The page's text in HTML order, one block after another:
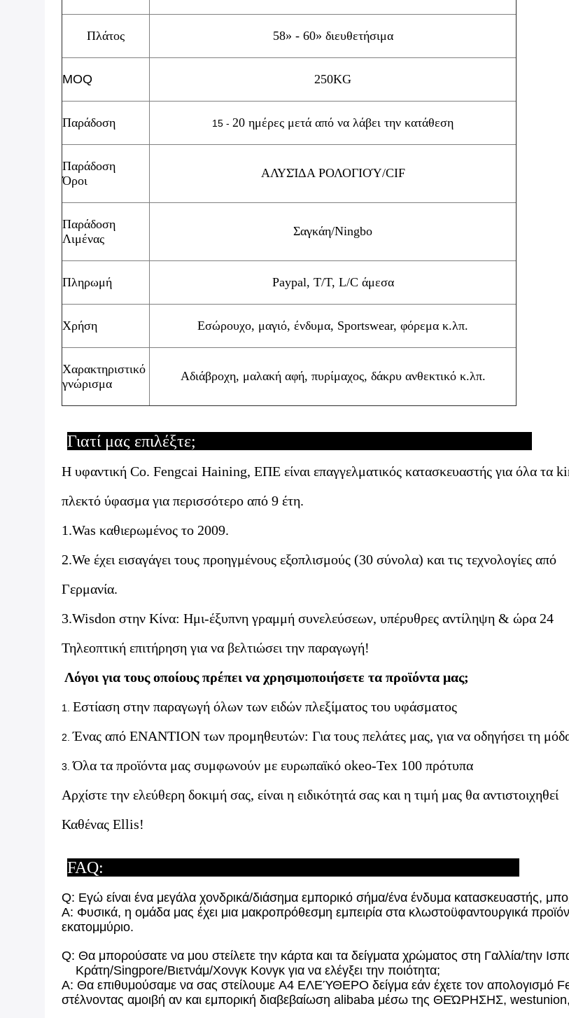
Πλάτος 58» - 60» διευθετήσιμα
MOQ 250KG
Παράδοση 15 - 20 ημέρες μετά από να λάβει την κατάθεση
Παράδοση
Όροι
ΑΛΥΣΊΔΑ ΡΟΛΟΓΙΟΎ/CIF
Παράδοση
Λιμένας
Σαγκάη/Ningbo
Πληρωμή Paypal, T/T, L/C άμεσα
Χρήση Εσώρουχο, μαγιό, ένδυμα, Sportswear, φόρεμα κ.λπ.
Χαρακτηριστικό
γνώρισμα
Αδιάβροχη, μαλακή αφή, πυρίμαχος, δάκρυ ανθεκτικό κ.λπ.
Γιατί μας επιλέξτε;
Η υφαντική Co. Fengcai Haining, ΕΠΕ είναι επαγγελματικός κατασκευαστής για όλα τα
πλεκτό ύφασμα για περισσότερο από 9 έτη.
1.Was καθιερωμένος το 2009.
2.We έχει εισαγάγει τους προηγμένους εξοπλισμούς (30 σύνολα) και τις τεχνολογίες από
Γερμανία.
3.Wisdon στην Κίνα: Ημι-έξυπνη γραμμή συνελεύσεων, υπέρυθρες αντίληψη & ώρα 24
Τηλεοπτική επιτήρηση για να βελτιώσει την παραγωγή!
Λόγοι για τους οποίους πρέπει να χρησιμοποιήσετε τα προϊόντα μας;
1. Εστίαση στην παραγωγή όλων των ειδών πλεξίματος του υφάσματος
2.Ένας από ΕΝΑΝΤΙΟΝ των προμηθευτών: Για τους πελάτες μας, για να οδηγήσει τη
3.Όλα τα προϊόντα μας συμφωνούν με ευρωπαϊκό okeo-Tex 100 πρότυπα
Αρχίστε την ελεύθερη δοκιμή σας, είναι η ειδικότητά σας και η τιμή μας θα αντιστοιχηθεί
Καθένας Ellis!
FAQ:
Q: Εγώ είναι ένα μεγάλα χονδρικά/διάσημα εμπορικό σήμα/ένα ένδυμα κατασκευαστής,
Α: Φυσικά, η ομάδα μας έχει μια μακροπρόθεσμη εμπειρία στα κλωστοϋφαντουργικά
εκατομμύριο.
Q: Θα μπορούσατε να μου στείλετε την κάρτα και τα δείγματα χρώματος στη Γαλλία/την
Κράτη/Singpore/Βιετνάμ/Χονγκ Κονγκ για να ελέγξει την ποιότητα;
Α: Θα επιθυμούσαμε να σας στείλουμε A4 ΕΛΕΎΘΕΡΟ δείγμα εάν έχετε τον απολογισμό
στέλνοντας αμοιβή αν και εμπορική διαβεβαίωση alibaba μέσω της ΘΕΏΡΗΣΗΣ,